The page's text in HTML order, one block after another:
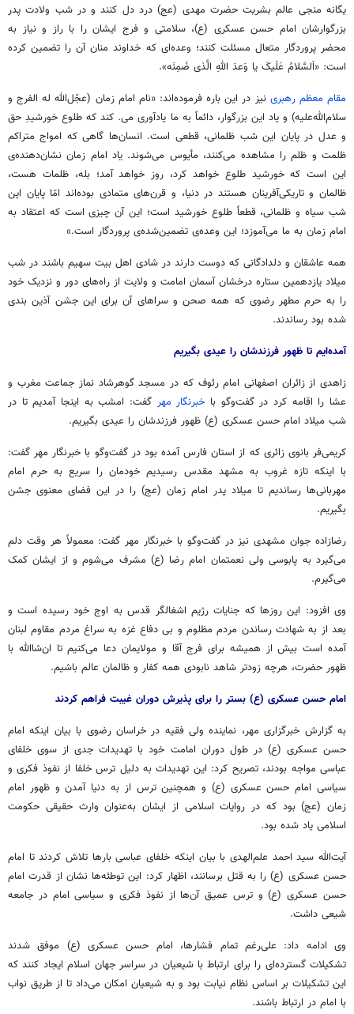
یگانه منجی عالم بشریت حضرت مهدی (عج) درد دل کنند و در شب ولادت پدر
بزرگوارشان امام حسن عسکری (ع)، سلامتی و فرج ایشان را با راز و نیاز به
محضر پروردگار متعال مسئلت کنند؛ وعده‌ای که خداوند منان آن را تضمین کرده
است: «اَلسَّلامُ عَلَیکَ یا وَعدَ اللهِ الَّذی ضَمِنَه».
مقام معظم رهبری نیز در این بارهفرموده‌اند: «نام امام زمان (عجّل‌الله له الفرجو
سلام‌الله‌علیه) و یاد این بزرگوار، دائماً به ما یادآوری می. کند که طلوع خورشیدِ حق
و عدل در پایان این شب ظلمانی، قطعی است. انسان‌ها گاهی که امواج متراکم
ظلمت و ظلم را مشاهده می‌کنند، مأیوس می‌شوند. یاد امام زمان نشان‌دهنده‌ی
این است که خورشید طلوع خواهد کرد، روز خواهد آمد؛ بله، ظلمات هست،
ظالمان و تاریکی‌آفرینان هستند در دنیا، و قرن‌های متمادی بوده‌اند امّا پایان این
شب سیاه و ظلمانی، قطعاً طلوع خورشید است؛ این آن چیزی است که اعتقاد به
امام زمان به ما می‌آموزد؛ این وعده‌ی تضمین‌شده‌ی پروردگار است.»
همه عاشقان و دلدادگانی که دوست دارند در شادی اهل بیت سهیم باشند در شب
میلاد یازدهمین ستاره درخشان آسمان امامت و ولایت از راه‌های دور و نزدیک خود
را به حرم مطهر رضوی که همه صحن و سراهای آن برای این جشن آذین بندی
شده بود رساندند.
آمده‌ایم تا ظهور فرزندشان را عیدی بگیریم
زاهدی از زائران اصفهانی امام رئوف که در مسجد گوهرشاد نماز جماعت مغرب و
عشا را اقامه کرد در گفت‌وگو با خبرنگار مهر گفت: امشب به اینجا آمدیم تا در
شب میلاد امام حسن عسکری (ع) ظهور فرزندشان را عیدی بگیریم.
کریمی‌فر بانوی زائری که از استان فارس آمده بود در گفت‌وگو با خبرنگار مهر گفت:
با اینکه تازه غروب به مشهد مقدس رسیدیم خودمان را سریع به حرم امام
مهربانی‌ها رساندیم تا میلاد پدر امام زمان (عج) را در این فضای معنوی جشن
بگیریم.
رضازاده جوان مشهدی نیز در گفت‌وگو با خبرنگار مهر گفت: معمولاً هر وقت دلم
می‌گیرد به پابوسی ولی نعمتمان امام رضا (ع) مشرف می‌شوم و از ایشان کمک
می‌گیرم.
وی افزود: این روزها که جنایات رژیم اشغالگر قدس به اوج خود رسیده است و
بعد از به شهادت رساندن مردم مظلوم و بی دفاع غزه به سراغ مردم مقاوم لبنان
آمده است بیش از همیشه برای فرج آقا و مولایمان دعا می‌کنیم تا ان‌شاالله با
ظهور حضرت، هرچه زودتر شاهد نابودی همه کفار و ظالمان عالم باشیم.
امام حسن عسکری (ع) بستر را برای پذیرش دوران غیبت فراهم کردند
به گزارش خبرگزاری مهر، نماینده ولی فقیه در خراسان رضوی با بیان اینکه امام
حسن عسکری (ع) در طول دوران امامت خود با تهدیدات جدی از سوی خلفای
عباسی مواجه بودند، تصریح کرد: این تهدیدات به دلیل ترسخلفا از نفوذ فکری و
سیاسی امام حسن عسکری (ع) و همچنین ترس از به دنیا آمدن و ظهور امام
زمان (عج) بود که در روایات اسلامی از ایشان به‌عنوان وارث حقیقی حکومت
اسلامی یاد شده بود.
آیت‌الله سید احمد علم‌الهدی با بیان اینکه خلفای عباسی بارها تلاش کردند تا امام
حسن عسکری (ع)را به قتل برسانند، اظهار کرد: این توطئه‌ها نشان از قدرت امام
حسن عسکری (ع)و ترس عمیق آن‌ها از نفوذ فکری و سیاسی امام در جامعه
شیعی داشت.
وی ادامه داد: علی‌رغم تمام فشارها، امام حسن عسکری (ع) موفق شدند
تشکیلات گسترده‌ای را برای ارتباط با شیعیان در سراسر جهان اسلام ایجاد کنند که
این تشکیلات بر اساس نظام نیابت بود و به شیعیان امکان می‌داد تا از طریق نواب
با امام در ارتباط باشند.